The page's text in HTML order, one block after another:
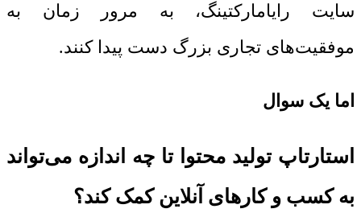
سایت رایامارکتینگ، به مرور زمان به
موفقیت‌های تجاری بزرگ دست پیدا کنند.
اما یک سوال
استارتاپ تولید محتوا تا چه اندازه می‌تواند
به کسب و کارهای آنلاین کمک کند؟